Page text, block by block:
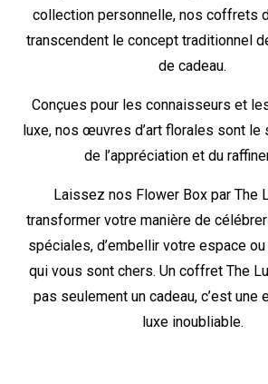
collection personnelle, nos coffrets
transcendent le concept traditionnel
de cadeau.
Conçues pour les connaisseurs et
luxe, nos œuvres d’art florales sont le
de l’appréciation et du
Laissez nos Flower Box par The
transformer votre manière de
spéciales, d’embellir votre espace
qui vous sont chers. Un coffret The
pas seulement un cadeau, c’est une
luxe inoubliable.